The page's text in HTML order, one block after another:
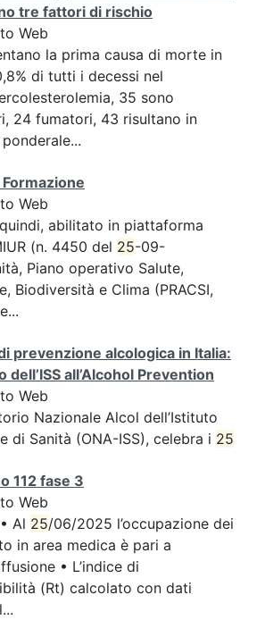
tre fattori di rischio
Web
la prima causa di morte in
di tutti i decessi nel
35 sono
24 fumatori, 43 risultano in
Web
abilitato in piattaforma
(n. 4450 del 25-09-
Piano operativo Salute,
Biodiversità e Clima (PRACSI,
prevenzione alcologica in Italia:
dell’ISS all’Alcohol Prevention
Web
Nazionale Alcol dell’Istituto
di Sanità (ONA-ISS), celebra i 25
112 fase 3
Web
Al 25/06/2025 l’occupazione dei
in area medica è pari a
• L’indice di
(Rt) calcolato con dati